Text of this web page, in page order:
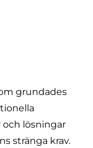
grundades
lösningar
stränga krav.